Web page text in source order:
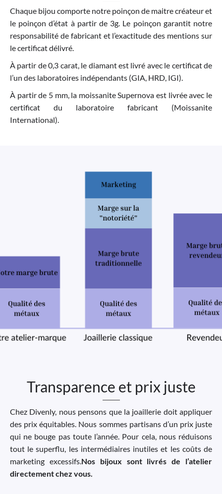
Chaque bijou comporte notre poinçon de maitre créateur et
le poinçon d’état à partir de 3g. Le poinçon garantit notre
responsabilité de fabricant et l’exactitude des mentions sur
le certificat délivré.
À partir de 0,3 carat, le diamant est livré avec le certificat de
l’un des laboratoires indépendants (GIA, HRD, IGI).
À partir de 5 mm, la moissanite Supernova est livrée avec le
certificat du laboratoire fabricant (Moissanite
International).
Transparence et prix juste
Chez Divenly, nous pensons que la joaillerie doit appliquer
des prix équitables. Nous sommes partisans d’un prix juste
qui ne bouge pas toute l’année. Pour cela, nous réduisons
tout le superflu, les intermédiaires inutiles et les coûts de
marketing excessifs. Nos bijoux sont livrés de l’atelier
directement chez vous.